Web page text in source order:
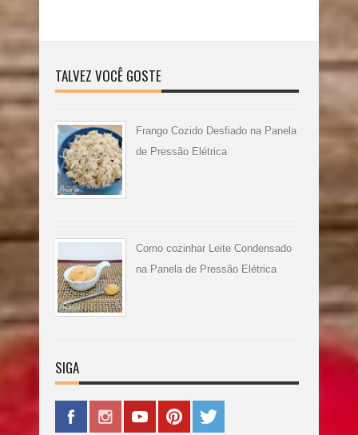
TALVEZ VOCÊ GOSTE
Frango Cozido Desfiado na Panela
de Pressão Elétrica
Como cozinhar Leite Condensado
na Panela de Pressão Elétrica
SIGA